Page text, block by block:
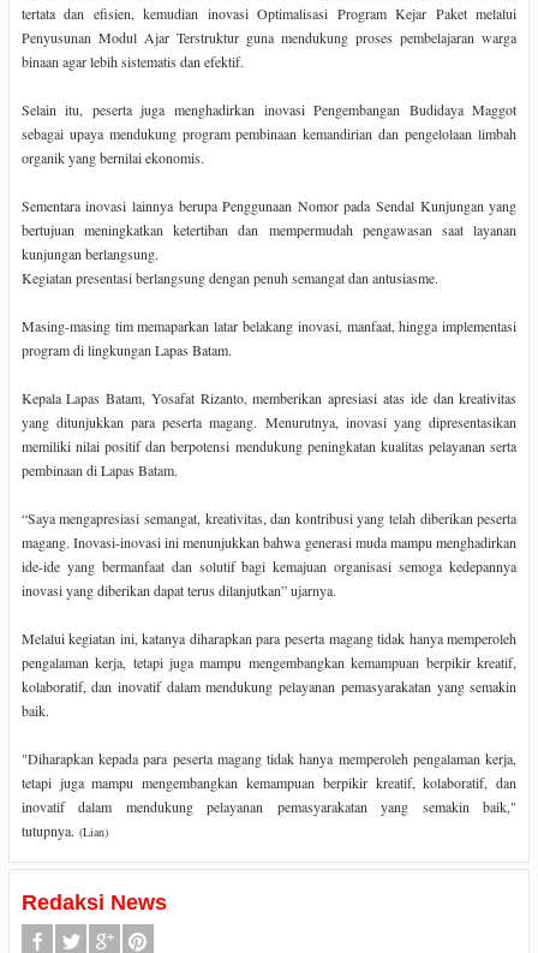
tertata dan efisien, kemudian inovasi Optimalisasi Program Kejar Paket melalui
Penyusunan Modul Ajar Terstruktur guna mendukung proses pembelajaran warga
binaan agar lebih sistematis dan efektif.
Selain itu, peserta juga menghadirkan inovasi Pengembangan Budidaya Maggot
sebagai upaya mendukung program pembinaan kemandirian dan pengelolaan limbah
organik yang bernilai ekonomis.
Sementara inovasi lainnya berupa Penggunaan Nomor pada Sendal Kunjungan yang
bertujuan meningkatkan ketertiban dan mempermudah pengawasan saat layanan
kunjungan berlangsung.
Kegiatan presentasi berlangsung dengan penuh semangat dan antusiasme.
Masing-masing tim memaparkan latar belakang inovasi, manfaat, hingga implementasi
program di lingkungan Lapas Batam.
Kepala Lapas Batam, Yosafat Rizanto, memberikan apresiasi atas ide dan kreativitas
yang ditunjukkan para peserta magang. Menurutnya, inovasi yang dipresentasikan
memiliki nilai positif dan berpotensi mendukung peningkatan kualitas pelayanan serta
pembinaan di Lapas Batam.
“Saya mengapresiasi semangat, kreativitas, dan kontribusi yang telah diberikan peserta
magang. Inovasi-inovasi ini menunjukkan bahwa generasi muda mampu menghadirkan
ide-ide yang bermanfaat dan solutif bagi kemajuan organisasi semoga kedepannya
inovasi yang diberikan dapat terus dilanjutkan” ujarnya.
Melalui kegiatan ini, katanya diharapkan para peserta magang tidak hanya memperoleh
pengalaman kerja, tetapi juga mampu mengembangkan kemampuan berpikir kreatif,
kolaboratif, dan inovatif dalam mendukung pelayanan pemasyarakatan yang semakin
baik.
"Diharapkan kepada para peserta magang tidak hanya memperoleh pengalaman kerja,
tetapi juga mampu mengembangkan kemampuan berpikir kreatif, kolaboratif, dan
inovatif dalam mendukung pelayanan pemasyarakatan yang semakin baik,"
tutupnya. (Lian)
Redaksi News